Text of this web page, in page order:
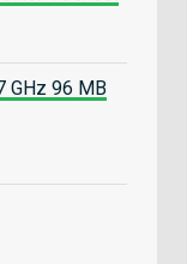
GHz 96 MB